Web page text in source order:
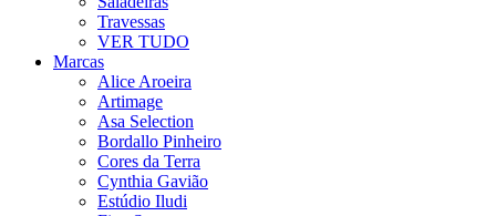
Travessas
VER TUDO
Marcas
Alice Aroeira
Artimage
Asa Selection
Bordallo Pinheiro
Cores da Terra
Cynthia Gavião
Estúdio Iludi